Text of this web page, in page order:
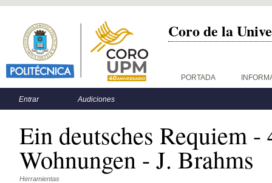
Coro de la
Menú principal PORTADA
Menú secundario
Entrar Audiciones
Ein deutsches Requiem
Wohnungen - J. Brahms
Herramientas